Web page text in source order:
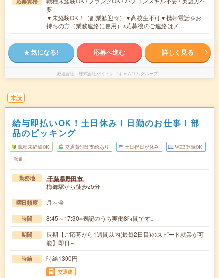
要
▼未経験OK！（副業歓迎☆）▼高校生不可▼携帯電話をお
持ちの方（業務連絡に使用）※応募後のご連絡はメ…
気になる! 応募へ進む 詳しく見る
派遣会社 株式会社バイトレ（キャムコムグループ）
未読
給与即払いOK！土日休み！日勤のお仕事！部
品のピッキング
職種未経験OK 交通費別途支給あり 土日祝日が休み WEB登録OK
派遣
勤務地 千葉県野田市
梅郷駅から徒歩25分
曜日頻度 月～金
時間 8:45～17:30※表記のうち実働8時間です。
期間
長期【ご応募から1週間以内(最短2日目)のスピード就業が可
能】即日～
時給 時給1300円
交通費